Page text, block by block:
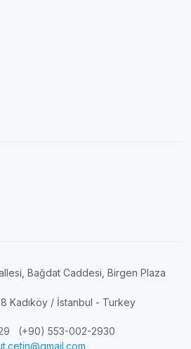
Bağdat Caddesi, Birgen Plaza
Kadıköy / İstanbul - Turkey
(+90) 553-002-2930